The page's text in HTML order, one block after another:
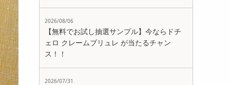
2026/08/06
【無料でお試し抽選サンプル】今ならドチ
ェロ クレームブリュレ が当たるチャン
ス！！
2026/07/31